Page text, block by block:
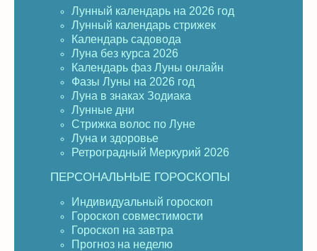
Лунный календарь на 2026 год
Лунный календарь стрижек
Календарь садовода
Луна без курса 2026
Календарь фаз Луны онлайн
Фазы Луны на 2026 год
Луна в знаках Зодиака
Лунные дни
Стрижка волос по Луне
Луна и здоровье
Ретроградный Меркурий 2026
ПЕРСОНАЛЬНЫЕ ГОРОСКОПЫ
Индивидуальный гороскоп
Гороскоп совместимости
Гороскоп на завтра
Прогноз на неделю